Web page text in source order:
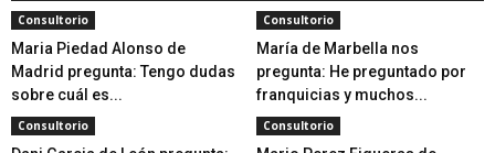
Consultorio
Maria Piedad Alonso de
Madrid pregunta: Tengo dudas
sobre cuál es...
Consultorio
María de Marbella nos
pregunta: He preguntado por
franquicias y muchos...
Consultorio Consultorio